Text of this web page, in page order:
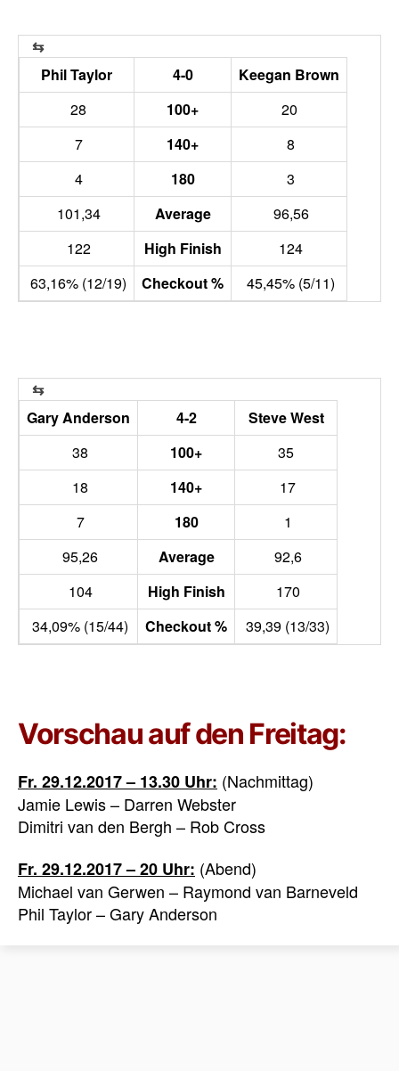
Phil Taylor 4-0
Keegan Brown
28
100+
20
7
140+
8
4
180
3
101,34
Average
96,56
122
High Finish
124
63,16% (12/19)
Checkout % 45,45% (5/11)
Gary Anderson 4-2
Steve West
38
100+
35
18
140+
17
7
180
1
95,26
Average
92,6
104
High Finish
170
34,09% (15/44)
Checkout % 39,39 (13/33)
Vorschau auf den Freitag:
Fr. 29.12.2017 – 13.30 Uhr: (Nachmittag)
Jamie Lewis – Darren Webster
Dimitri van den Bergh – Rob Cross
Fr. 29.12.2017 – 20 Uhr: (Abend)
Michael van Gerwen – Raymond van Barneveld
Phil Taylor – Gary Anderson